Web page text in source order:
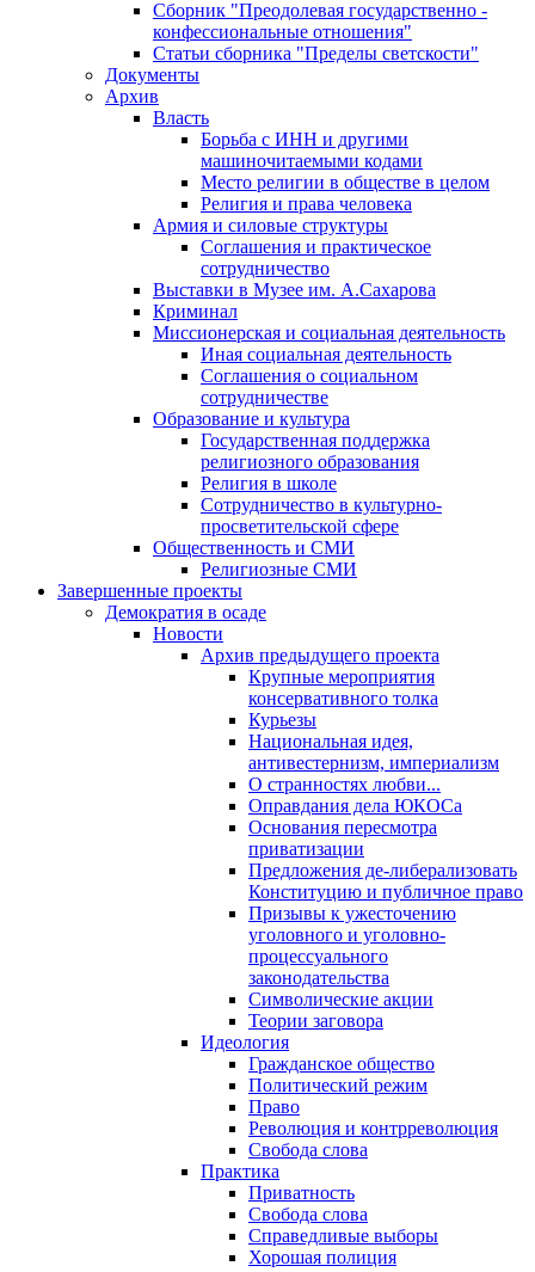
Сборник "Преодолевая государственно -
конфессиональные отношения"
Статьи сборника "Пределы светскости"
Документы
Архив
Власть
Борьба с ИНН и другими
машиночитаемыми кодами
Место религии в обществе в целом
Религия и права человека
Армия и силовые структуры
Соглашения и практическое
сотрудничество
Выставки в Музее им. А.Сахарова
Криминал
Миссионерская и социальная деятельность
Иная социальная деятельность
Соглашения о социальном
сотрудничестве
Образование и культура
Государственная поддержка
религиозного образования
Религия в школе
Сотрудничество в культурно-
просветительской сфере
Общественность и СМИ
Религиозные СМИ
Завершенные проекты
Демократия в осаде
Новости
Архив предыдущего проекта
Крупные мероприятия
консервативного толка
Курьезы
Национальная идея,
антивестернизм, империализм
О странностях любви...
Оправдания дела ЮКОСа
Основания пересмотра
приватизации
Предложения де-либерализовать
Конституцию и публичное право
Призывы к ужесточению
уголовного и уголовно-
процессуального
законодательства
Символические акции
Теории заговора
Идеология
Гражданское общество
Политический режим
Право
Революция и контрреволюция
Свобода слова
Практика
Приватность
Свобода слова
Справедливые выборы
Хорошая полиция